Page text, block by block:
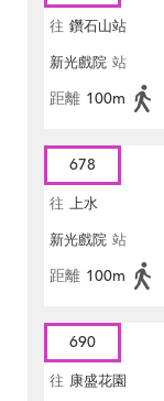
往 鑽石山站
新光戲院 站
距離 100m
678
往 上水
新光戲院 站
距離 100m
690
往 康盛花園